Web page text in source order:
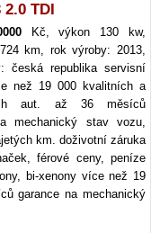
TDI
Kč, výkon 130 kw,
km, rok výroby: 2013,
česká republika servisní
než 19 000 kvalitních a
aut. až 36 měsíců
mechanický stav vozu,
km. doživotní záruka
férové ceny, peníze
bi-xenony více než 19
garance na mechanický